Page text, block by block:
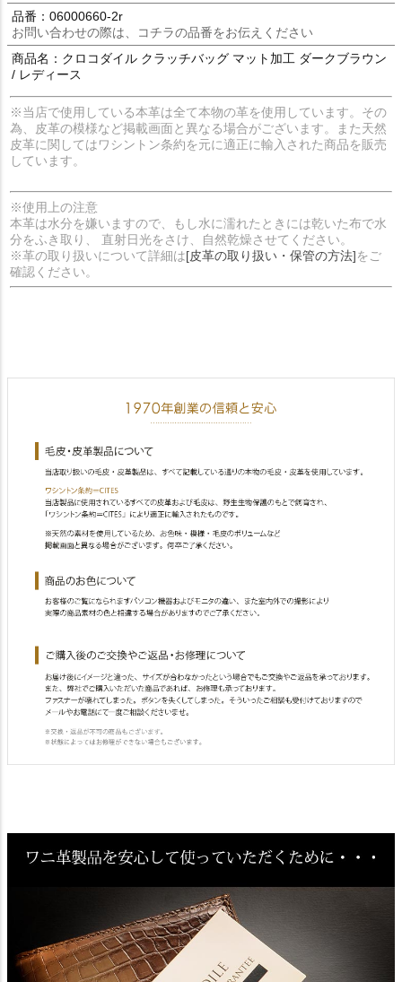
品番：06000660-2r
お問い合わせの際は、コチラの品番をお伝えください
商品名：クロコダイル クラッチバッグ マット加工 ダークブラウン
/ レディース
※当店で使用している本革は全て本物の革を使用しています。その
為、皮革の模様など掲載画面と異なる場合がございます。また天然
皮革に関してはワシントン条約を元に適正に輸入された商品を販売
しています。
※使用上の注意
本革は水分を嫌いますので、もし水に濡れたときには乾いた布で水
分をふき取り、 直射日光をさけ、自然乾燥させてください。
※革の取り扱いについて詳細は[皮革の取り扱い・保管の方法]をご
確認ください。